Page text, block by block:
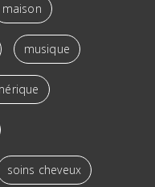
maison
musique
soins cheveux